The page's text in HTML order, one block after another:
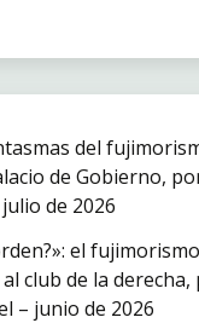
del
de Gobierno,
de 2026
el
club de la derecha,
– junio de 2026